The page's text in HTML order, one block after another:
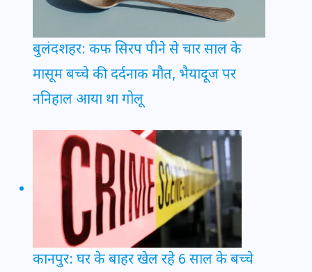
बुलंदशहर: कफ सिरप पीने से चार साल के
मासूम बच्चे की दर्दनाक मौत, भैयादूज पर
ननिहाल आया था गोलू
कानपुर: घर के बाहर खेल रहे 6 साल के बच्चे